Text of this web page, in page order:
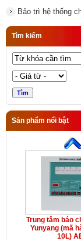
Bảo trì hệ thống
Tìm kiếm
Sản phẩm nổi bật
Trung tâm báo
Yunyang (mã
10L)